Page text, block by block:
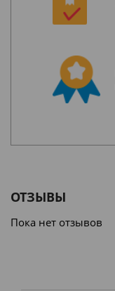
ОТЗЫВЫ
Пока нет отзывов